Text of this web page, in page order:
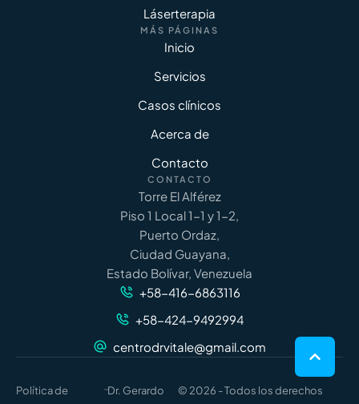
Láserterapia
MÁS PÁGINAS
Inicio
Servicios
Casos clínicos
Acerca de
Contacto
CONTACTO
Torre El Alférez
Piso 1 Local 1-1 y 1-2,
Puerto Ordaz,
Ciudad Guayana,
Estado Bolívar, Venezuela
+58-416-6863116
+58-424-9492994
centrodrvitale@gmail.com
Política de
-Dr. Gerardo
© 2026 - Todos los derechos